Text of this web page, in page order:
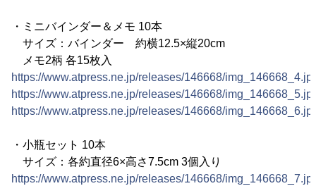
・ミニバインダー＆メモ 10本
サイズ：バインダー 約横12.5×縦20cm
メモ2柄 各15枚入
https://www.atpress.ne.jp/releases/146668/
https://www.atpress.ne.jp/releases/146668/
https://www.atpress.ne.jp/releases/146668/
・小瓶セット 10本
サイズ：各約直径6×高さ7.5cm 3個入り
https://www.atpress.ne.jp/releases/146668/